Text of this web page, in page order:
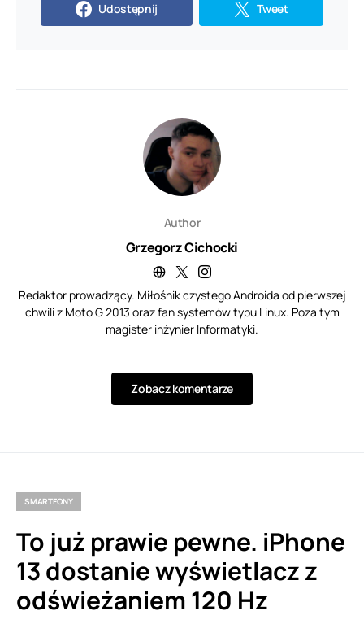
Udostępnij Tweet
Author
Grzegorz Cichocki
Redaktor prowadzący. Miłośnik czystego Androida od pierwszej
chwili z Moto G 2013 oraz fan systemów typu Linux. Poza tym
magister inżynier Informatyki.
Zobacz komentarze
SMARTFONY
To już prawie pewne. iPhone
13 dostanie wyświetlacz z
odświeżaniem 120 Hz